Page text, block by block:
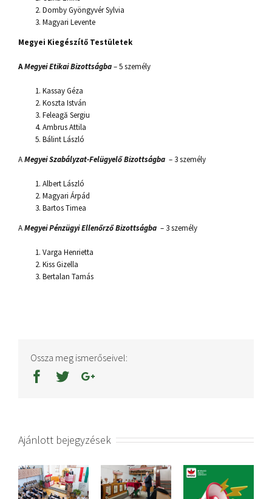
Domby Gyöngyvér Sylvia
Magyari Levente
Megyei Kiegészítő Testületek
AMegyei Etikai Bizottságba– 5 személy
Kassay Géza
Koszta István
Feleagă Sergiu
Ambrus Attila
Bálint László
AMegyei Szabályzat-FelügyelőBizottságba – 3 személy
Albert László
Magyari Árpád
Bartos Timea
AMegyei Pénzügyi Ellenőrző Bizottságba – 3 személy
Varga Henrietta
Kiss Gizella
Bertalan Tamás
Ossza meg ismerőseivel:
Ajánlott bejegyzések